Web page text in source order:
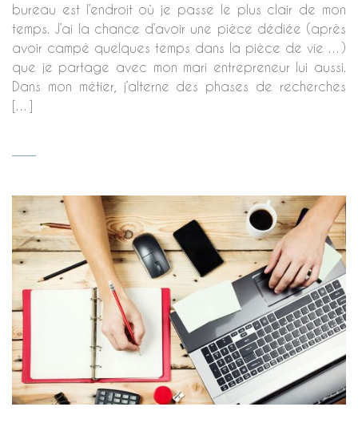
bureau est l’endroit où je passe le plus clair de mon
temps. J’ai la chance d’avoir une pièce dédiée (après
avoir campé quelques temps dans la pièce de vie …)
que je partage avec mon mari entrepreneur lui aussi.
Dans mon métier, j’alterne des phases de recherches
[…]